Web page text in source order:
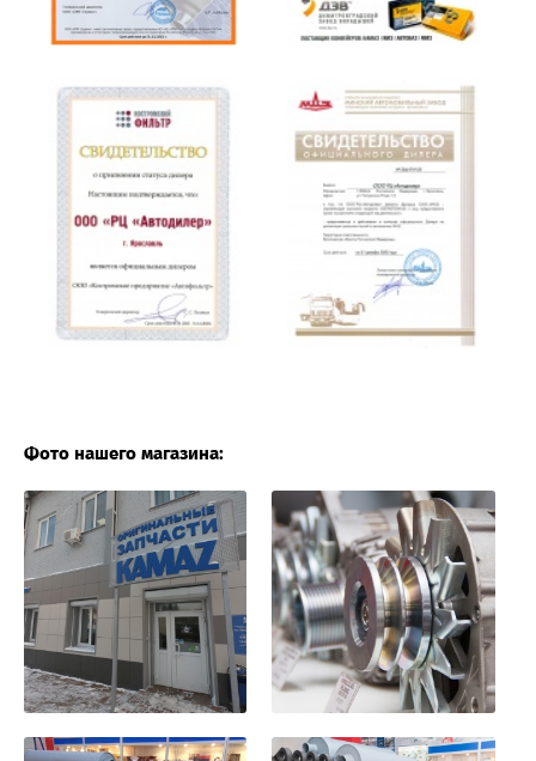
Фото нашего магазина: